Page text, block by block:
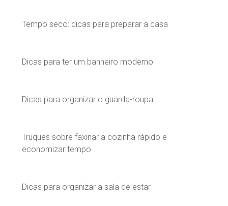
Tempo seco: dicas para preparar a casa
Dicas para ter um banheiro moderno
Dicas para organizar o guarda-roupa
Truques sobre faxinar a cozinha rápido e
economizar tempo
Dicas para organizar a sala de estar